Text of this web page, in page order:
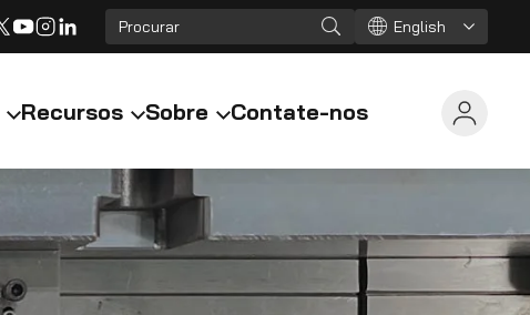
English
Recursos Sobre Contate-nos